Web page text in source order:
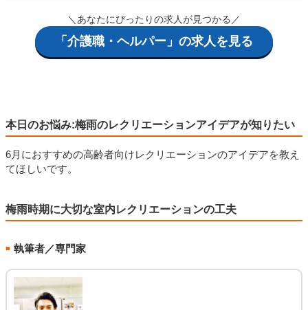
＼あなたにぴったりの求人が見つかる／
「介護職・ヘルパー」の求人を見る
本日のお悩み:梅雨のレクリエーションアイデアが知りたい
6月におすすめの高齢者向けレクリエーションのアイデアを教え
てほしいです。
梅雨時期に大切な室内レクリエーションの工夫
■ 執筆者／専門家